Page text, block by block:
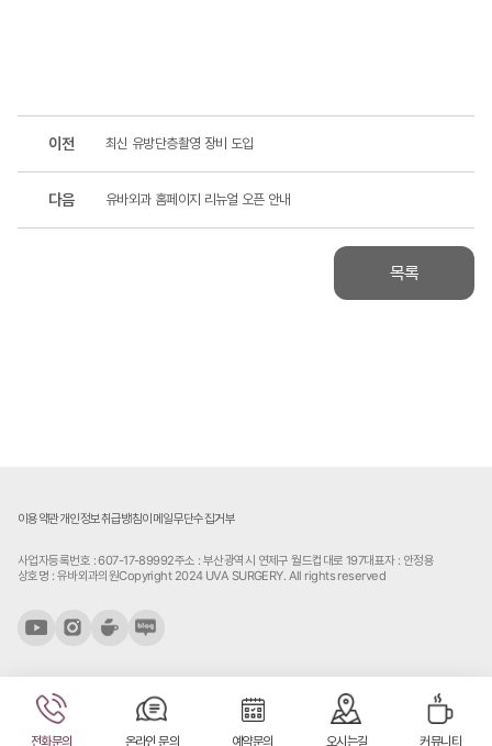
이전 최신 유방단층촬영 장비 도입
다음 유바외과 홈페이지 리뉴얼 오픈 안내
목록
전화문의 온라인 문의 예약문의 오시는길 커뮤니티
이용약관개인정보취급방침이메일무단수집거부
사업자등록번호 : 607-17-89992주소 : 부산광역시 연제구 월드컵대로 197대표자 : 안정용
상호명 : 유바외과의원Copyright 2024 UVA SURGERY. All rights reserved